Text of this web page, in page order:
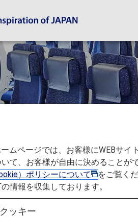
ング777-
の準備 シートマップ ボーイ
ング777-
ムページでは、お客様にWEBサ
て、お客様が自由に決めることが
）ポリシーについて
をご覧く
情報を収集しております。
ッキー